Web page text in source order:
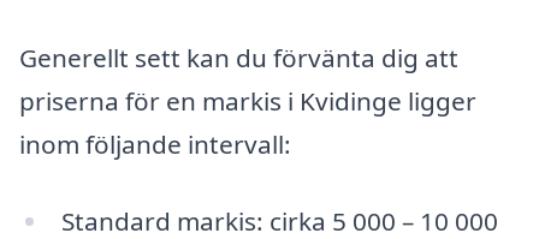
Generellt sett kan du förvänta dig att
priserna för en markis i Kvidinge ligger
inom följande intervall:
Standard markis: cirka 5 000 – 10 000